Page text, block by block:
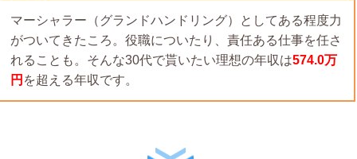
マーシャラー（グランドハンドリング）としてある程度力
がついてきたころ。役職についたり、責任ある仕事を任さ
れることも。そんな30代で貰いたい理想の年収は574.0万
円 を超える年収です。